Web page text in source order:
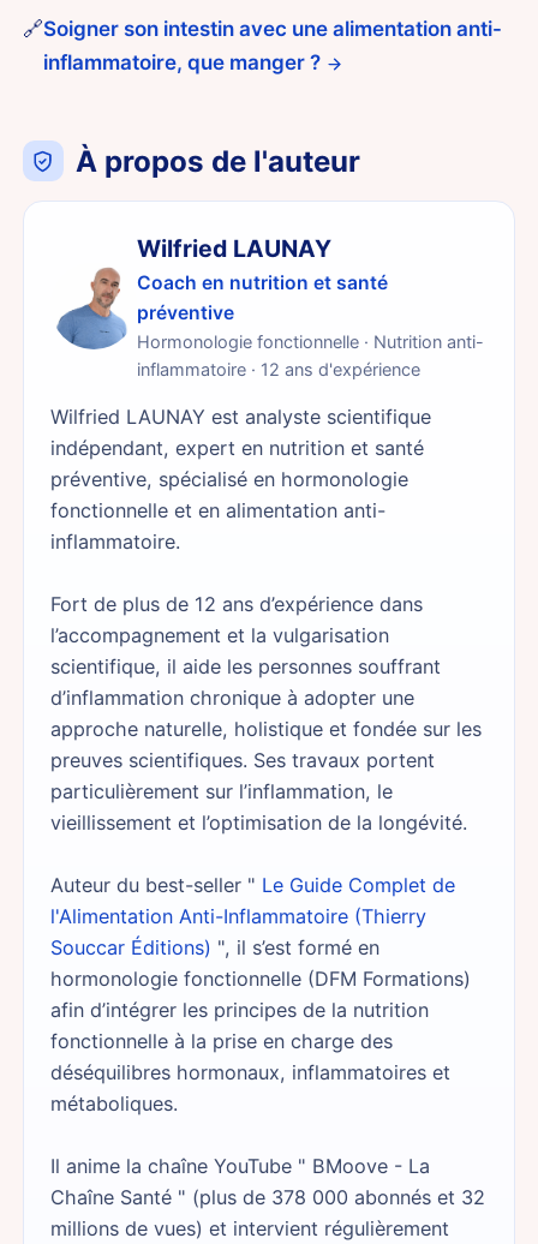
🔗Soigner son intestin avec une alimentation anti-
inflammatoire, que manger ?
À propos de l'auteur
Wilfried LAUNAY
Coach en nutrition et santé
préventive
Hormonologie fonctionnelle · Nutrition anti-
inflammatoire · 12 ans d'expérience
Wilfried LAUNAY est analyste scientifique
indépendant, expert en nutrition et santé
préventive, spécialisé en hormonologie
fonctionnelle et en alimentation anti-
inflammatoire.
Fort de plus de 12 ans d’expérience dans
l’accompagnement et la vulgarisation
scientifique, il aide les personnes souffrant
d’inflammation chronique à adopter une
approche naturelle, holistique et fondée sur les
preuves scientifiques. Ses travaux portent
particulièrement sur l’inflammation, le
vieillissement et l’optimisation de la longévité.
Auteur du best-seller " Le Guide Complet de
l'Alimentation Anti-Inflammatoire (Thierry
Souccar Éditions) ", il s’est formé en
hormonologie fonctionnelle (DFM Formations)
afin d’intégrer les principes de la nutrition
fonctionnelle à la prise en charge des
déséquilibres hormonaux, inflammatoires et
métaboliques.
Il anime la chaîne YouTube " BMoove - La
Chaîne Santé " (plus de 378 000 abonnés et 32
millions de vues) et intervient régulièrement